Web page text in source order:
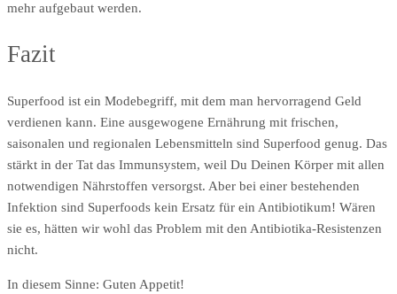
mehr aufgebaut werden.
Fazit
Superfood ist ein Modebegriff, mit dem man hervorragend Geld
verdienen kann. Eine ausgewogene Ernährung mit frischen,
saisonalen und regionalen Lebensmitteln sind Superfood genug. Das
stärkt in der Tat das Immunsystem, weil Du Deinen Körper mit allen
notwendigen Nährstoffen versorgst. Aber bei einer bestehenden
Infektion sind Superfoods kein Ersatz für ein Antibiotikum! Wären
sie es, hätten wir wohl das Problem mit den Antibiotika-Resistenzen
nicht.
In diesem Sinne: Guten Appetit!